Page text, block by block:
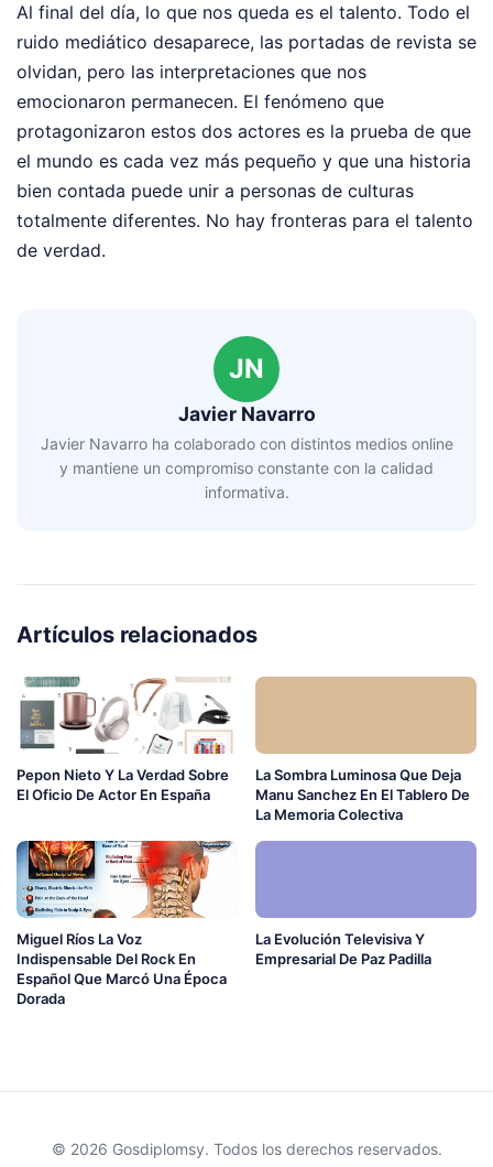
Al final del día, lo que nos queda es el talento. Todo el
ruido mediático desaparece, las portadas de revista se
olvidan, pero las interpretaciones que nos
emocionaron permanecen. El fenómeno que
protagonizaron estos dos actores es la prueba de que
el mundo es cada vez más pequeño y que una historia
bien contada puede unir a personas de culturas
totalmente diferentes. No hay fronteras para el talento
de verdad.
JN
Javier Navarro
Javier Navarro ha colaborado con distintos medios online
y mantiene un compromiso constante con la calidad
informativa.
Artículos relacionados
Pepon Nieto Y La Verdad Sobre
El Oficio De Actor En España
La Sombra Luminosa Que Deja
Manu Sanchez En El Tablero De
La Memoria Colectiva
Miguel Ríos La Voz
Indispensable Del Rock En
Español Que Marcó Una Época
Dorada
La Evolución Televisiva Y
Empresarial De Paz Padilla
© 2026 Gosdiplomsy. Todos los derechos reservados.